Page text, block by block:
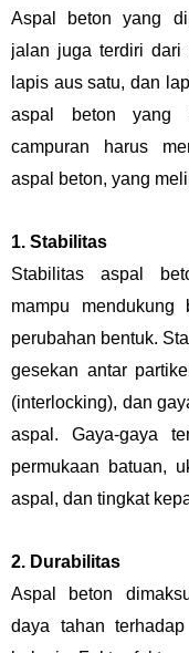
Aspal beton yang
jalan juga terdiri dari
lapis aus satu, dan
aspal beton yang
campuran harus
aspal beton, yang
1. Stabilitas
Stabilitas aspal
mampu
perubahan bentuk.
gesekan antar
(interlocking), dan
aspal. Gaya-gaya
permukaan batuan,
aspal, dan tingkat
2. Durabilitas
Aspal beton
daya tahan